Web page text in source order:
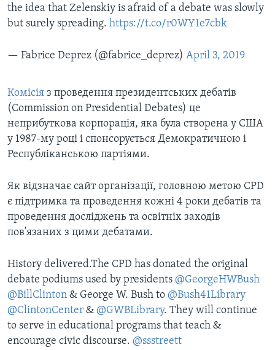
the idea that Zelenskiy is afraid of a debate was slowly
but surely spreading. https://t.co/r0WY1e7cbk
— Fabrice Deprez (@fabrice_deprez) April 3, 2019
Комісія з проведення президентських дебатів
(Commission on Presidential Debates) це
неприбуткова корпорація, яка була створена у США
у 1987-му році і спонсорується Демократичною і
Республіканською партіями.
Як відзначає сайт організації, головною метою CPD
є підтримка та проведення кожні 4 роки дебатів та
проведення досліджень та освітніх заходів
пов'язаних з цими дебатами.
History delivered.The CPD has donated the original
debate podiums used by presidents @GeorgeHWBush
@BillClinton & George W. Bush to @Bush41Library
@ClintonCenter & @GWBLibrary. They will continue
to serve in educational programs that teach &
encourage civic discourse. @ssstreett